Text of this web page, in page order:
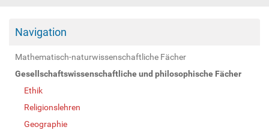
Navigation
Mathematisch-naturwissenschaftliche Fächer
Gesellschaftswissenschaftliche und philosophische Fächer
Ethik
Religionslehren
Geographie